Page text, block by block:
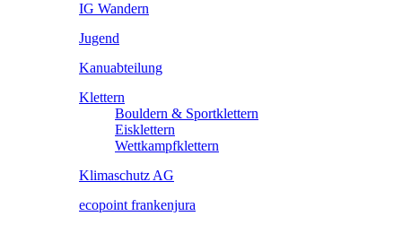
IG Wandern
Jugend
Kanuabteilung
Klettern
Bouldern & Sportklettern
Eisklettern
Wettkampfklettern
Klimaschutz AG
ecopoint frankenjura